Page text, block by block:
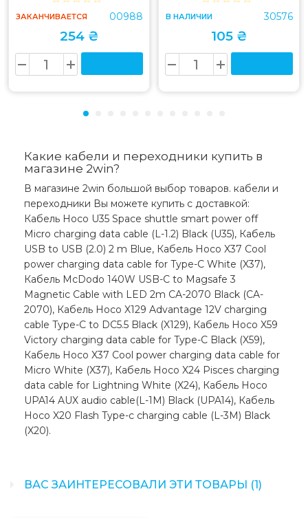
ЗАКАНЧИВАЕТСЯ 00988
254 ₴
В НАЛИЧИИ 30576
105 ₴
Какие кабели и переходники купить в
магазине 2win?
В магазине 2win большой выбор товаров. кабели и
переходники Вы можете купить с доставкой:
Кабель Hoco U35 Space shuttle smart power off
Micro charging data cable (L-1.2) Black (U35), Кабель
USB to USB (2.0) 2 m Blue, Кабель Hoco X37 Cool
power charging data cable for Type-C White (X37),
Кабель McDodo 140W USB-C to Magsafe 3
Magnetic Cable with LED 2m CA-2070 Black (CA-
2070), Кабель Hoco X129 Advantage 12V charging
cable Type-C to DC5.5 Black (X129), Кабель Hoco X59
Victory charging data cable for Type-C Black (X59),
Кабель Hoco X37 Cool power charging data cable for
Micro White (X37), Кабель Hoco X24 Pisces charging
data cable for Lightning White (X24), Кабель Hoco
UPA14 AUX audio cable(L-1M) Black (UPA14), Кабель
Hoco X20 Flash Type-c charging cable (L-3M) Black
(X20).
ВАС ЗАИНТЕРЕСОВАЛИ ЭТИ ТОВАРЫ (1)